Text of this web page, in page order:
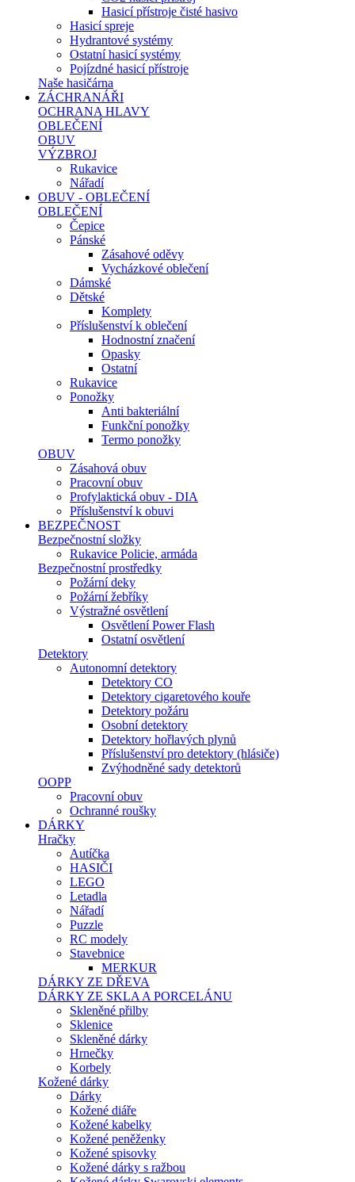
Hasicí přístroje čisté hasivo
Hasicí spreje
Hydrantové systémy
Ostatní hasicí systémy
Pojízdné hasicí přístroje
Naše hasičárna
ZÁCHRANÁŘI
OCHRANA HLAVY
OBLEČENÍ
OBUV
VÝZBROJ
Rukavice
Nářadí
OBUV - OBLEČENÍ
OBLEČENÍ
Čepice
Pánské
Zásahové oděvy
Vycházkové oblečení
Dámské
Dětské
Komplety
Příslušenství k oblečení
Hodnostní značení
Opasky
Ostatní
Rukavice
Ponožky
Anti bakteriální
Funkční ponožky
Termo ponožky
OBUV
Zásahová obuv
Pracovní obuv
Profylaktická obuv - DIA
Příslušenství k obuvi
BEZPEČNOST
Bezpečnostní složky
Rukavice Policie, armáda
Bezpečnostní prostředky
Požární deky
Požární žebříky
Výstražné osvětlení
Osvětlení Power Flash
Ostatní osvětlení
Detektory
Autonomní detektory
Detektory CO
Detektory cigaretového kouře
Detektory požáru
Osobní detektory
Detektory hořlavých plynů
Příslušenství pro detektory (hlásiče)
Zvýhodněné sady detektorů
OOPP
Pracovní obuv
Ochranné roušky
DÁRKY
Hračky
Autíčka
HASIČI
LEGO
Letadla
Nářadí
Puzzle
RC modely
Stavebnice
MERKUR
DÁRKY ZE DŘEVA
DÁRKY ZE SKLA A PORCELÁNU
Skleněné přilby
Sklenice
Skleněné dárky
Hrnečky
Korbely
Kožené dárky
Dárky
Kožené diáře
Kožené kabelky
Kožené peněženky
Kožené spisovky
Kožené dárky s ražbou